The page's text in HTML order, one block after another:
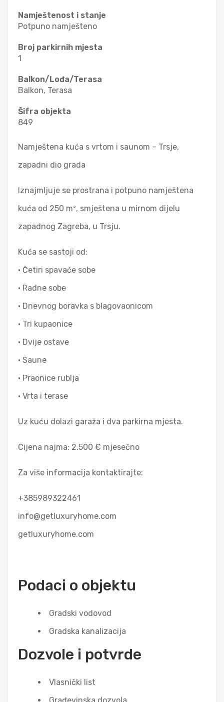
Namještenost i stanje
Potpuno namješteno
Broj parkirnih mjesta
1
Balkon/Lođa/Terasa
Balkon, Terasa
Šifra objekta
849
Namještena kuća s vrtom i saunom – Trsje,
zapadni dio grada
Iznajmljuje se prostrana i potpuno namještena
kuća od 250 m², smještena u mirnom dijelu
zapadnog Zagreba, u Trsju.
Kuća se sastoji od:
• Četiri spavaće sobe
• Radne sobe
• Dnevnog boravka s blagovaonicom
• Tri kupaonice
• Dvije ostave
• Saune
• Praonice rublja
• Vrta i terase
Uz kuću dolazi garaža i dva parkirna mjesta.
Cijena najma: 2.500 € mjesečno
Za više informacija kontaktirajte:
+385989322461
info@getluxuryhome.com
getluxuryhome.com
Podaci o objektu
Gradski vodovod
Gradska kanalizacija
Dozvole i potvrde
Vlasnički list